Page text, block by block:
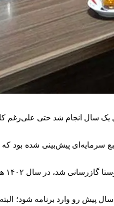
که تعداد زیادی از آن‌ها در طول یک سال انجام شد
خبرنگار ایلنا در قزوین، علی حجتی‌پور در دیدار با رئیس خانه مطبوعات استان گفت:
که فاقد گاز هستند و پیش‌بینی ما این است ۴۶ روستا برای امسال